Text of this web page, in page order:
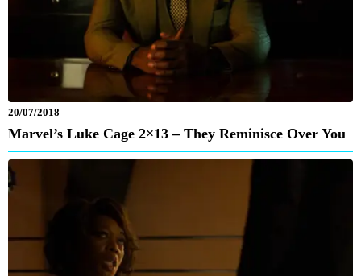
20/07/2018
Marvel’s Luke Cage 2×13 – They Reminisce Over You